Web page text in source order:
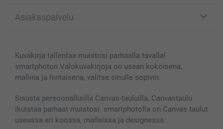
Kuvakirjat
Kännykkä & Tabletti
MyNameBook
Valokuvakehykset & Lisätarvikkeet
Lahjakortti
Kaikki kuvatuotteet
Affiliate ohjelma
Sivukartta
Ehdot/takuut
Asiakaspalvelu
smartbonus
Hinnat & maksutavat
Kuvakirja tallentaa muistosi parhaalla tavalla!
smartphoton Valokuvakirjoja on usean kokoisena,
mallina ja hintaisena, valitse sinulle sopivin.
Sisusta persoonallisilla Canvas-tauluilla, Canvastaulu
ikuistaa parhaat muistosi. smartphotolla on Canvas taulut
useassa eri koossa, malleissa ja designessa.